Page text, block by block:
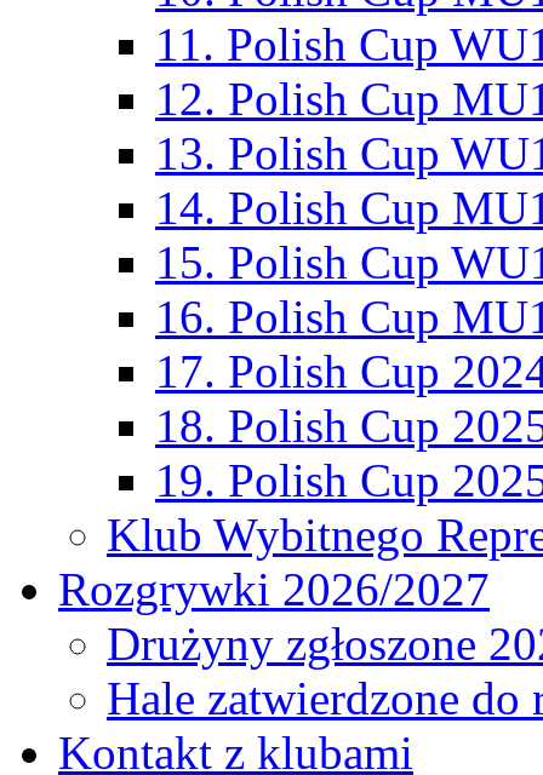
11. Polish Cup
12. Polish Cup
13. Polish Cup
14. Polish Cup
15. Polish Cup
16. Polish Cup
17. Polish Cup
18. Polish Cup
19. Polish Cup
Klub Wybitnego
Rozgrywki 2026/2027
Drużyny zgłoszone
Hale zatwierdzone
Kontakt z klubami